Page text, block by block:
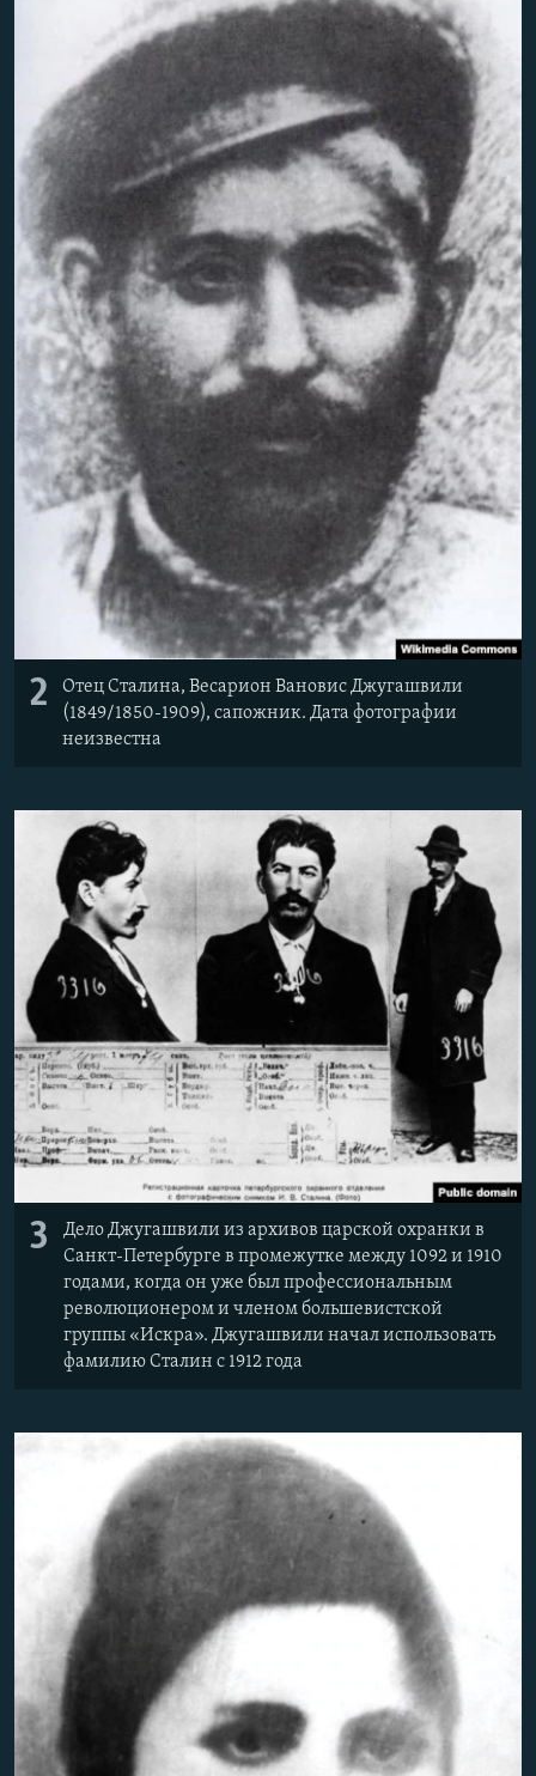
2
Отец Сталина, Весарион Вановис Джугашвили
(1849/1850-1909), сапожник. Дата фотографии
неизвестна
3
Дело Джугашвили из архивов царской охранки в
Санкт-Петербурге в промежутке между 1092 и 1910
годами, когда он уже был профессиональным
революционером и членом большевистской
группы «Искра». Джугашвили начал использовать
фамилию Сталин с 1912 года